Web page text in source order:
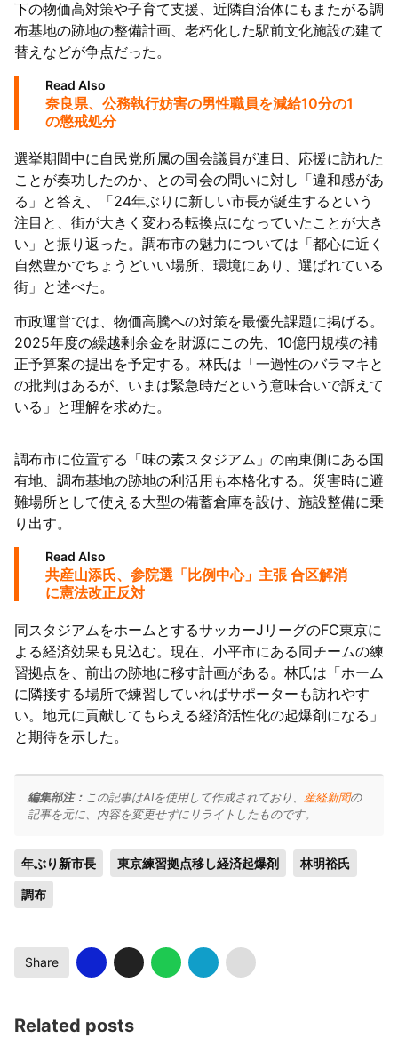
下の物価高対策や子育て支援、近隣自治体にもまたがる調
布基地の跡地の整備計画、老朽化した駅前文化施設の建て
替えなどが争点だった。
Read Also
奈良県、公務執行妨害の男性職員を減給10分の1
の懲戒処分
選挙期間中に自民党所属の国会議員が連日、応援に訪れた
ことが奏功したのか、との司会の問いに対し「違和感があ
る」と答え、「24年ぶりに新しい市長が誕生するという
注目と、街が大きく変わる転換点になっていたことが大き
い」と振り返った。調布市の魅力については「都心に近く
自然豊かでちょうどいい場所、環境にあり、選ばれている
街」と述べた。
市政運営では、物価高騰への対策を最優先課題に掲げる。
2025年度の繰越剰余金を財源にこの先、10億円規模の補
正予算案の提出を予定する。林氏は「一過性のバラマキと
の批判はあるが、いまは緊急時だという意味合いで訴えて
いる」と理解を求めた。
調布市に位置する「味の素スタジアム」の南東側にある国
有地、調布基地の跡地の利活用も本格化する。災害時に避
難場所として使える大型の備蓄倉庫を設け、施設整備に乗
り出す。
Read Also
共産山添氏、参院選「比例中心」主張 合区解消
に憲法改正反対
同スタジアムをホームとするサッカーJリーグのFC東京に
よる経済効果も見込む。現在、小平市にある同チームの練
習拠点を、前出の跡地に移す計画がある。林氏は「ホーム
に隣接する場所で練習していればサポーターも訪れやす
い。地元に貢献してもらえる経済活性化の起爆剤になる」
と期待を示した。
編集部注： この記事はAIを使用して作成されており、 産経新聞の
記事を元に、内容を変更せずにリライトしたものです。
年ぶり新市長 東京練習拠点移し経済起爆剤 林明裕氏
調布
Share
Related posts